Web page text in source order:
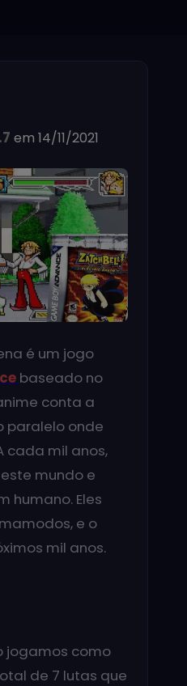
em 14/11/2021
é um jogo
baseado no
conta a
paralelo onde
cada mil anos,
mundo e
humano. Eles
e o
mil anos.
jogamos como
de 7 lutas que